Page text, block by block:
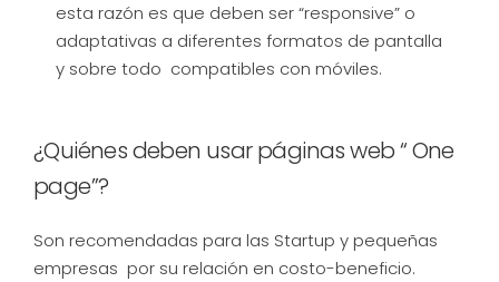
esta razón es que deben ser “responsive” o
adaptativas a diferentes formatos de pantalla
y sobre todo compatibles con móviles.
¿Quiénes deben usar páginas web “ One
page”?
Son recomendadas para las Startup y pequeñas
empresas por su relación en costo-beneficio.